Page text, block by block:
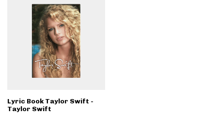
Lyric Book Taylor Swift -
Taylor Swift